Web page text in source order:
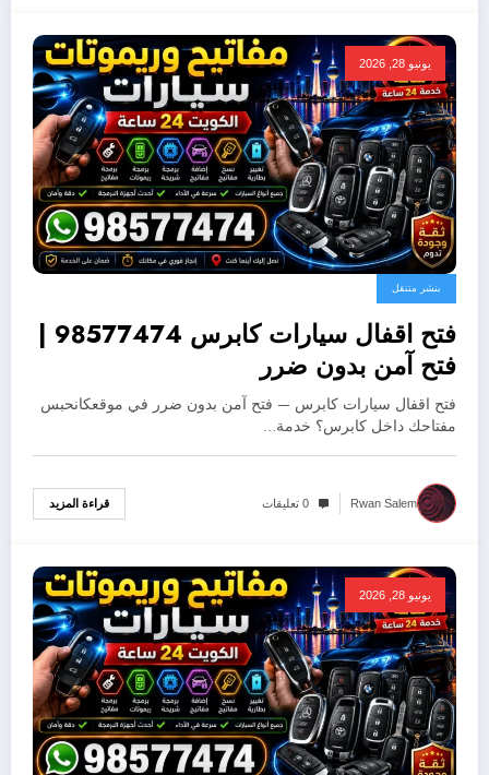
يونيو 28, 2026
بنشر متنقل
فتح اقفال سيارات كابرس 98577474 |
فتح آمن بدون ضرر
فتح اقفال سيارات كابرس — فتح آمن بدون ضرر في موقعكانحبس
مفتاحك داخل كابرس؟ خدمة…
Rwan Salem 0 تعليقات قراءة المزيد
يونيو 28, 2026